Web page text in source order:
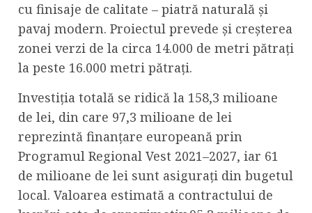
cu finisaje de calitate – piatră naturală și
pavaj modern. Proiectul prevede și creșterea
zonei verzi de la circa 14.000 de metri pătrați
la peste 16.000 metri pătrați.
Investiția totală se ridică la 158,3 milioane
de lei, din care 97,3 milioane de lei
reprezintă finanțare europeană prin
Programul Regional Vest 2021–2027, iar 61
de milioane de lei sunt asigurați din bugetul
local. Valoarea estimată a contractului de